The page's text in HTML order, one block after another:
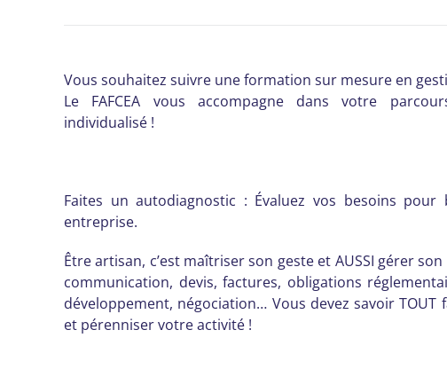
Vous souhaitez suivre une formation sur mesure en
Le FAFCEA vous accompagne dans votre
individualisé !
Faites un autodiagnostic : Évaluez vos besoins
entreprise.
Être artisan, c’est maîtriser son geste et AUSSI gérer
communication, devis, factures, obligations
développement, négociation… Vous devez savoir
et pérenniser votre activité !